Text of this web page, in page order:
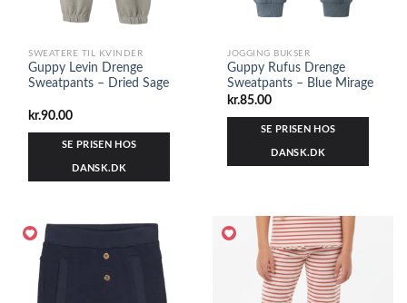
SWEATERE TIL KVINDER
Guppy Levin Drenge
Sweatpants – Dried Sage
kr.90.00
SE PRISEN HOS
DANSK.DK
JOGGING BUKSER
Guppy Rufus Drenge
Sweatpants – Blue Mirage
kr.85.00
SE PRISEN HOS
DANSK.DK